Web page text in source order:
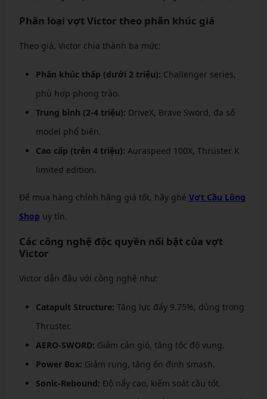
Phân loại vợt Victor theo phân khúc giá
Theo giá, Victor chia thành ba mức:
Phân khúc thấp (dưới 2 triệu): Challenger series,
phù hợp phong trào.
Trung bình (2-4 triệu): DriveX, Brave Sword, đa số
model phổ biến.
Cao cấp (trên 4 triệu): Auraspeed 100X, Thruster K
limited edition.
Để mua hàng chính hãng giá tốt, hãy ghé Vợt Cầu Lông
Shop uy tín.
Các công nghệ độc quyền nổi bật của vợt
Victor
Victor dẫn đầu với công nghệ như:
Catapult Structure: Tăng lực đẩy 9.75%, dùng trong
Thruster.
AERO-SWORD: Giảm cản gió, tăng tốc độ vung.
Power Box: Giảm rung, tăng ổn định smash.
Sonic-Rebound: Độ nẩy cao, kiểm soát cầu tốt.